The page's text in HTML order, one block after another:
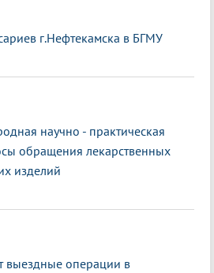
г.Нефтекамска в БГМУ
научно - практическая
обращения лекарственных
изделий
выездные операции в